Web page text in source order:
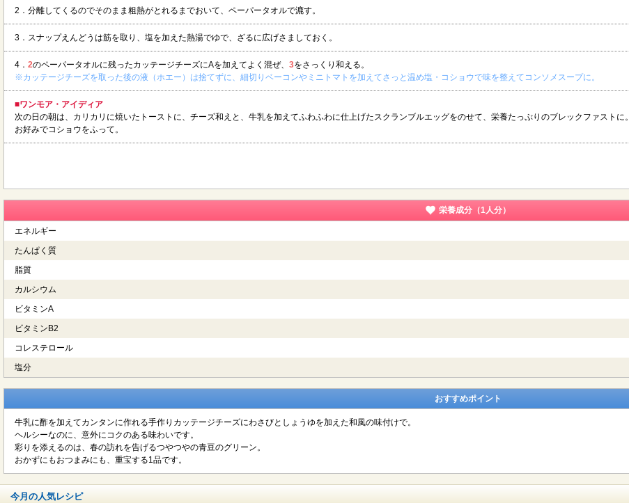
2．分離してくるのでそのまま粗熱がとれるまでおいて、ペーパータオルで漉す。
3．スナップえんどうは筋を取り、塩を加えた熱湯でゆで、ざるに広げさましておく。
4． 2のペーパータオルに残ったカッテージチーズにAを加えてよく混ぜ、 3をさっくり和える。
※カッテージチーズを取った後の液（ホエー）は捨てずに、細切りベーコンやミニトマトを加えてさっと温め塩・コショウで味を整えてコンソメスープに。
■ワンモア・アイディア
次の日の朝は、カリカリに焼いたトーストに、チーズ和えと、牛乳を加えてふわふわに仕上げたスクランブルエッグをのせて、栄養たっぷりのブレックファストに。
お好みでコショウをふって。
栄養成分（1人分）
エネルギー
たんぱく質
脂質
カルシウム
ビタミンA
ビタミンB2
コレステロール
塩分
おすすめポイント
牛乳に酢を加えてカンタンに作れる手作りカッテージチーズにわさびとしょうゆを加えた和風の味付けで。
ヘルシーなのに、意外にコクのある味わいです。
彩りを添えるのは、春の訪れを告げるつやつやの青豆のグリーン。
おかずにもおつまみにも、重宝する1品です。
今月の人気レシピ